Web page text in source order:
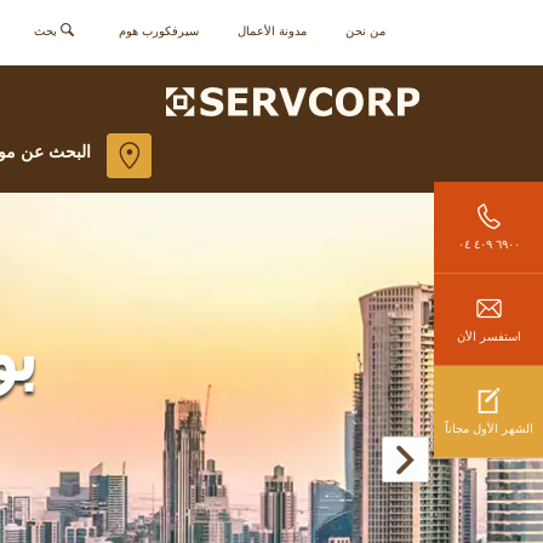
من نحن مدونة الأعمال سيرفكورب هوم بحث
البحث عن
٦٩٠٠ ٤٠٩ ٠٤
استفسر الأن
الشهر الأول مجاناً